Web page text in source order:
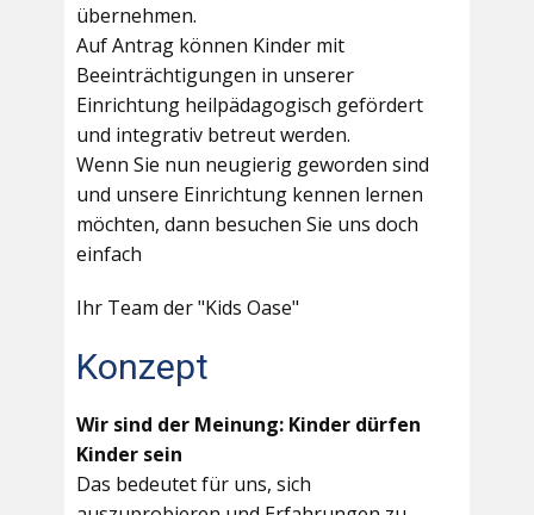
übernehmen.
Auf Antrag können Kinder mit
Beeinträchtigungen in unserer
Einrichtung heilpädagogisch gefördert
und integrativ betreut werden.
Wenn Sie nun neugierig geworden sind
und unsere Einrichtung kennen lernen
möchten, dann besuchen Sie uns doch
einfach
Ihr Team der "Kids Oase"
Konzept
Wir sind der Meinung: Kinder dürfen
Kinder sein
Das bedeutet für uns, sich